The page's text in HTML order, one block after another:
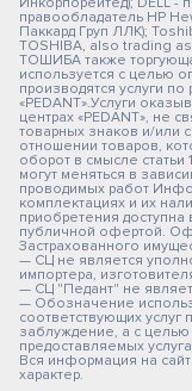
правообладатель HP
Паккард Груп ЛЛК);
TOSHIBA, also trading
ТОШИБА также
используется с целью
производятся услуги
«PEDANT».Услуги
центрах «PEDANT», не
товарных знаков и/или
отношении товаров,
оборот в смысле статьи
могут меняться в
проводимых работ
комплектациях и их
приобретения
публичной офертой.
Застрахованного
— СЦ не является
импортера,
— СЦ "Педант" не
— Обозначение
соответствующих
заблуждение, а с
предоставляемых
Вся информация на
характер.